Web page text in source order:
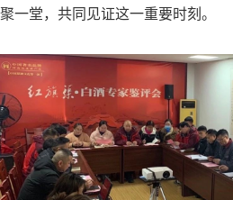
聚一堂，共同见证这一重要时刻。